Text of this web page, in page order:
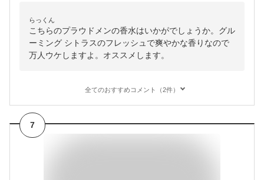
らっくん
こちらのプラウドメンの香水はいかがでしょうか。グル
ーミング シトラスのフレッシュで爽やかな香りなので
万人ウケしますよ。オススメします。
全てのおすすめコメント（2件）
7